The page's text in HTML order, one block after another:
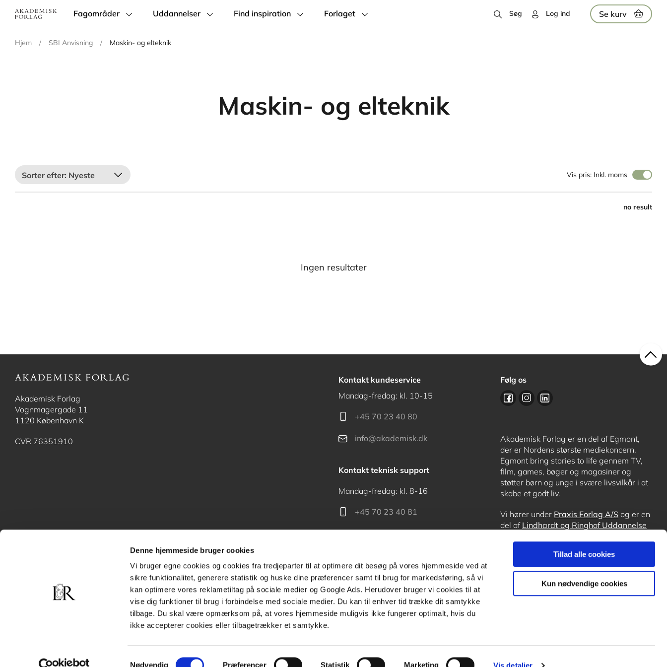
Denne hjemmeside bruger cookies
Vi bruger egne cookies og cookies fra tredjeparter til at optimere dit besøg på vores hjemmeside ved at
sikre funktionalitet, generere statistik og huske dine præferencer samt til brug for markedsføring, så vi
kan optimere vores reklametiltag på sociale medier og Google Ads. Herudover bruger vi cookies til at
vise dig funktioner til brug i forbindelse med sociale medier. Du kan til enhver tid trække dit samtykke
tilbage. Du skal være opmærksom på, at vores hjemmeside muligvis ikke fungerer optimalt, hvis du
ikke accepterer cookies eller tilbagetrækker et samtykke.
Samtykkevalg
Nødvendig Præferencer Statistik Marketing Vis detaljer
Tillad alle cookies
Kun nødvendige cookies
Main
Fagområder Uddannelser Find inspiration Forlaget Søg Log ind Se kurv
Hjem / SBI Anvisning / Maskin- og elteknik
Maskin- og elteknik
Nyeste Vis pris: Inkl. moms
no result
Ingen resultater
Akademisk Forlag
Vognmagergade 11
1120 København K
CVR 76351910
Kontakt kundeservice
Mandag-fredag: kl. 10-15
+45 70 23 40 80
info@akademisk.dk
Kontakt teknisk support
Mandag-fredag: kl. 8-16
+45 70 23 40 81
Kontakt receptionen
+45 70 24 00 00
Følg os
Akademisk Forlag er en del af Egmont,
der er Nordens største mediekoncern.
Egmont bring stories to life gennem TV,
film, games, bøger og magasiner og
støtter børn og unge i svære livsvilkår i at
skabe et godt liv.
Vi hører under Praxis Forlag A/S og er en
del af Lindhardt og Ringhof Uddannelse
OrdblindetræningogForstå.dk.